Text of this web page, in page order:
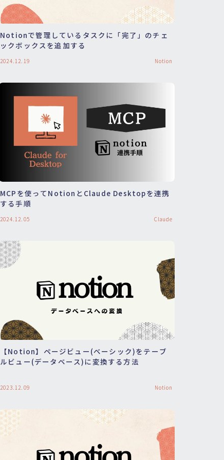
Notionで管理しているタスクに「完了」のチェ
ックボックスを追加する
2024.12.19 Notion
MCPを使ってNotionとClaude Desktopを連携
する手順
2024.12.05 Claude
【Notion】ページビュー(ベーシック)をテーブ
ルビュー(データベース)に変換する方法
2023.12.09 Notion